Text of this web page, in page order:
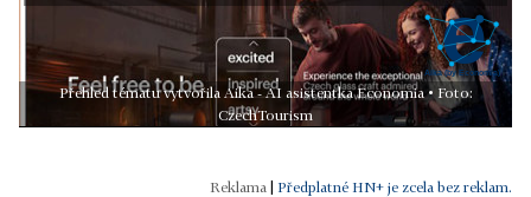
Přehled tématu vytvořila Aika - AI asistentka Economia • Foto:
CzechTourism
Předplatné HN+ je zcela bez reklam.